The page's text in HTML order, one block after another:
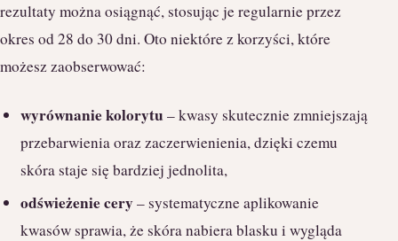
rezultaty można osiągnąć, stosując je regularnie przez
okres od 28 do 30 dni. Oto niektóre z korzyści, które
możesz zaobserwować:
wyrównanie kolorytu– kwasy skutecznie zmniejszają
przebarwienia oraz zaczerwienienia, dzięki czemu
skóra staje się bardziej jednolita,
odświeżenie cery– systematyczne aplikowanie
kwasów sprawia, że skóra nabiera blasku i wygląda